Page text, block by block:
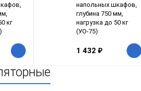
кг
напольных шкафов,
глубина 750 мм,
нагрузка до 50 кг
(УО-75)
1 432 ₽